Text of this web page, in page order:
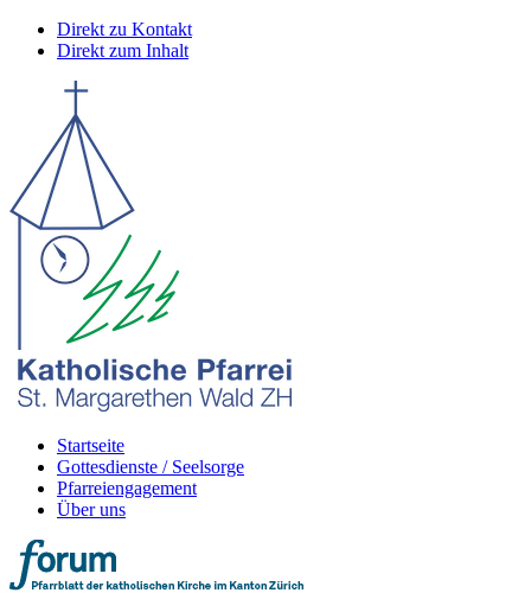
Direkt zu Kontakt
Direkt zum Inhalt
Startseite
Gottesdienste / Seelsorge
Pfarreiengagement
Über uns